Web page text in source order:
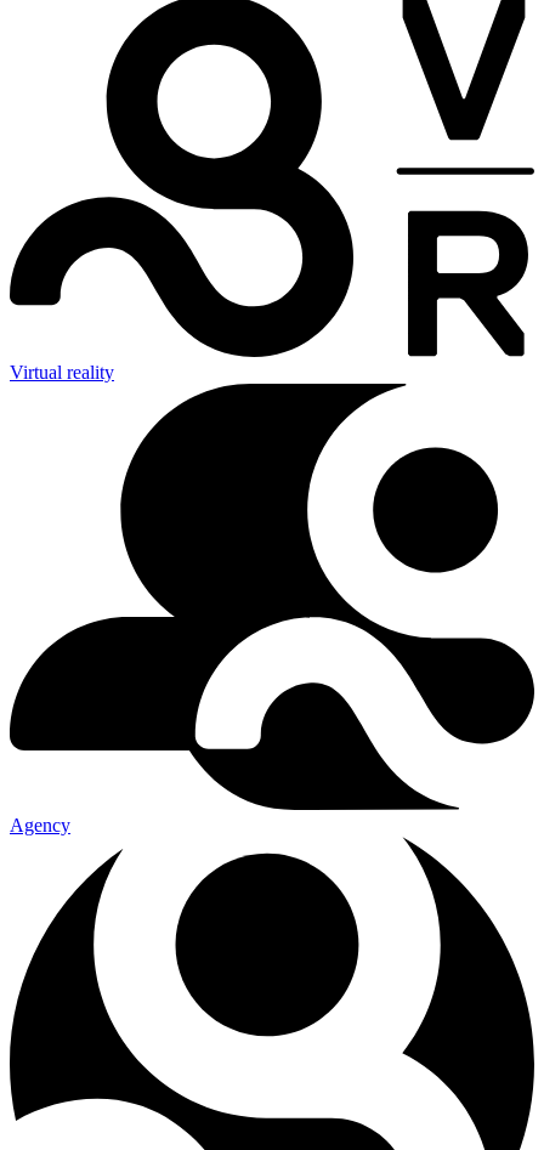
Virtual reality
Agency